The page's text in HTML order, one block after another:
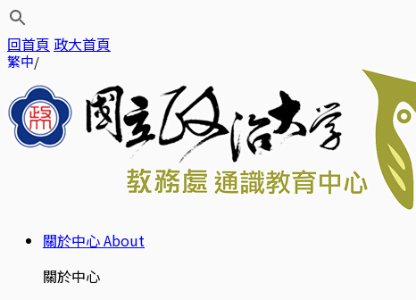
回首頁 政大首頁
繁中
關於中心About
關於中心